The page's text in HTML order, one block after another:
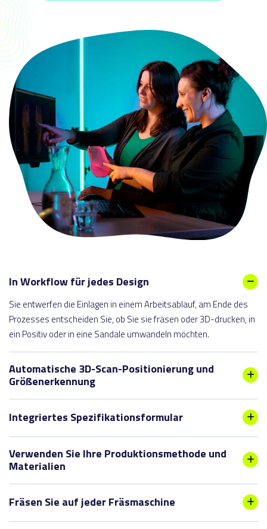
In Workflow für jedes Design
Sie entwerfen die Einlagen in einem Arbeitsablauf, am Ende des
Prozesses entscheiden Sie, ob Sie sie fräsen oder 3D-drucken, in
ein Positiv oder in eine Sandale umwandeln möchten.
Automatische 3D-Scan-Positionierung und
Größenerkennung
Unsere Software positioniert die 3D-Scans automatisch richtig
und ein erster Vorschlag für die Einlagen wird generiert.
und nach Ihren eigenen Bedürfnissen drehen.
werden kann.
Integriertes Spezifikationsformular
Nachdem Sie ein ausgefülltes Spezifikationsformular
heruntergeladen haben, kann es als Grundlage für ein Design
verwendet werden. Basierend auf dem Spezifikationsformular
wird automatisch ein Angebot generiert.
Verwenden Sie Ihre Produktionsmethode und
Materialien
Mit LutraCAD ist es möglich, Einlagen mit Ihrem bevorzugten Fräs-
und 3D-Druckverfahren herzustellen. Egal, ob Sie EVA, Poly,
Fräsen Sie auf jeder Fräsmaschine
Unsere Software generiert Standard-G-Code und isel-